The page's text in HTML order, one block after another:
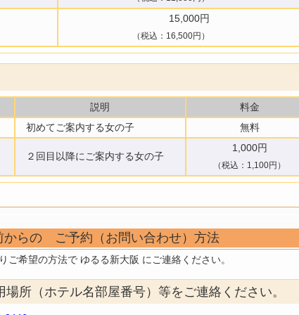
15,000円
（税込：16,500円）
説明
料金
初めてご案内する女の子
無料
２回目以降にご案内する女の子
1,000円
（税込：1,100円）
からの ご予約（お問い合わせ）方法
ご希望の方法で ゆるる新大阪 にご連絡ください。
所（ホテル名部屋番号）等をご連絡ください。